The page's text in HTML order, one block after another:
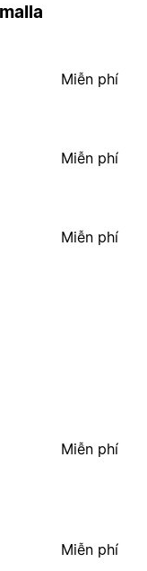
Miễn phí
Miễn phí
Miễn phí
Miễn phí
Miễn phí